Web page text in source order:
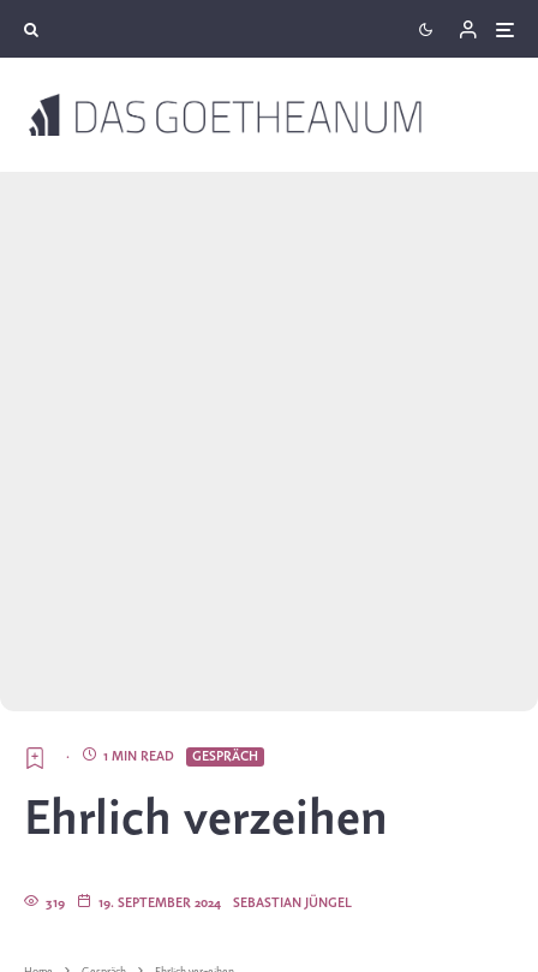
GESPRÄCH
1 MIN READ
·
Ehrlich verzeihen
SEBASTIAN JÜNGEL
19. SEPTEMBER 2024
319